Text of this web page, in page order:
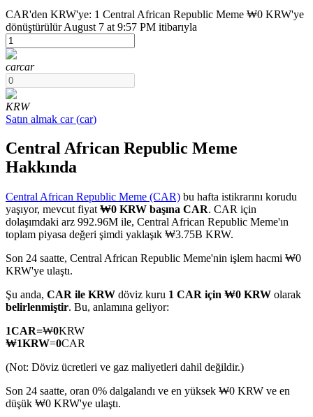
USDT Vadeli İşlemleri
Kripto Para Vadeli İşlemleri
TradFi
CAR'den KRW'ye: 1 Central African Republic Meme ₩0 KRW'ye
dönüştürülür August 7 at 9:57 PM itibarıyla
carcar
KRW
Satın almak car(car)
Central African Republic Meme
Hakkında
Central African Republic Meme (CAR) bu hafta istikrarını korudu
yaşıyor, mevcut fiyat ₩0 KRW başına CAR. CAR için
dolaşımdaki arz 992.96M ile, Central African Republic Meme'ın
toplam piyasa değeri şimdi yaklaşık ₩3.75B KRW.
Son 24 saatte, Central African Republic Meme'nin işlem hacmi ₩0
KRW'ye ulaştı.
Şu anda, CAR ile KRW döviz kuru 1 CAR için ₩0 KRW olarak
belirlenmiştir. Bu, anlamına geliyor:
1CAR=₩0KRW
₩1KRW=0CAR
(Not: Döviz ücretleri ve gaz maliyetleri dahil değildir.)
Son 24 saatte, oran 0% dalgalandı ve en yüksek ₩0 KRW ve en
düşük ₩0 KRW'ye ulaştı.